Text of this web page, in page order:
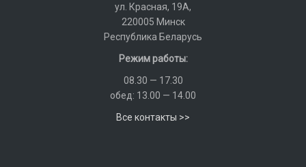
ул. Красная, 19А,
220005 Минск
Республика Беларусь
Режим работы:
08.30 — 17.30
обед: 13.00 — 14.00
Все контакты >>